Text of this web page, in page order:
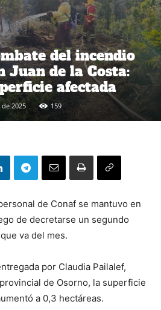
del incendio
Juan de la Costa:
afectada
2025 159
de Conaf se mantuvo en
de decretarse un segundo
va del mes.
por Claudia Pailalef,
de Osorno, la superficie
a 0,3 hectáreas.